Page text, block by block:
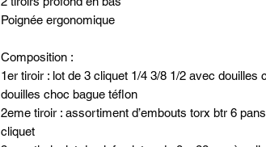
Poignée ergonomique
Composition :
1er tiroir : lot de 3 cliquet 1/4 3/8 1/2 avec
douilles choc bague téflon
2eme tiroir : assortiment d’embouts torx btr 6
cliquet